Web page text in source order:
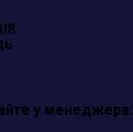
у менеджера: